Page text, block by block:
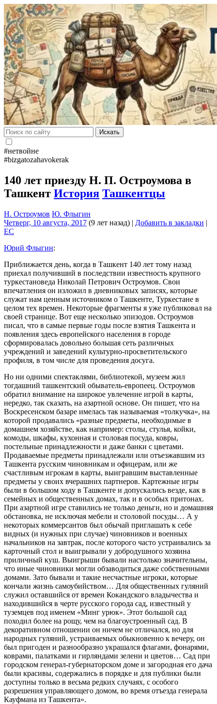
Искать
#нетвойне
#bizgatozahavokerak
140 лет приезду Н. П. Остроумова в
Ташкент История Ташкентцы
Н. Остроумов Ю. Флыгин
Четверг, 10 августа, 2017 (9 лет назад) | Добавить в закладки |
EC
Юрий Флыгин:
Приближается день, когда в Ташкент 140 лет тому назад
приехал получивший в последствии известность крупного
туркестановеда Николай Петрович Остроумов. Свои
впечатления он изложил в дневниковых записях, которые
служат нам ценным источником о Ташкенте, Туркестане в
целом тех времен. Некоторые фрагменты я уже публиковал на
своей странице. Вот еще несколько эпизодов. Остроумов
писал, что в самые первые годы после взятия Ташкента и
появления здесь европейского населения в городе
сформировалась довольно большая сеть различных
учреждений и заведений культурно-просветительского
профиля, в том числе для проведения досуга.
Но ни одними спектаклями, библиотекой, музеем жил
тогдашний ташкентский обыватель-европеец. Остроумов
обратил внимание на широкое увлечение игрой в карты,
нередко, так сказать, на азартной основе. Он пишет, что на
Воскресенском базаре имелась так называемая «толкучка», на
которой продавались «разные предметы, необходимые в
домашнем хозяйстве, как например: столы, стулья, койки,
комоды, шкафы, кухонная и столовая посуда, ковры,
постельные принадлежности и даже банки с цветами.
Продаваемые предметы принадлежали или отъезжавшим из
Ташкента русским чиновникам и офицерам, или же
счастливым игрокам в карты, выигравшим выставленные
предметы у своих вчерашних партнеров. Картежные игры
были в большом ходу в Ташкенте и допускались везде, как в
семейных и общественных домах, так и в особых притонах.
При азартной игре ставились не только деньги, но и домашняя
обстановка, не исключая мебели и столовой посуды… А у
некоторых коммерсантов был обычай приглашать к себе
видных (и нужных при случае) чиновников и военных
начальников на завтрак, после которого часто устраивались за
карточный стол и выигрывали у добродушного хозяина
приличный куш. Выигрыши бывали настолько значительны,
что иные чиновники могли обзаводиться даже собственными
домами. Зато бывали и такие несчастные игроки, которые
кончали жизнь самоубийством… Для общественных гуляний
служил оставшийся от времен Кокандского владычества и
находившийся в черте русского города сад, известный у
туземцев под именем «Минг урюк». Этот большой сад
походил более на рощу, чем на благоустроенный сад. В
декоративном отношении он ничем не отличался, но для
народных гуляний, устраиваемых обыкновенно к вечеру, он
был пригоден и разнообразно украшался флагами, фонарями,
коврами, палатками и гирляндами зелени и цветов… Сад при
городском генерал-губернаторском доме и загородная его дача
были красивы, содержались в порядке и для публики были
доступны только в весьма редких случаях, с особого
разрешения управляющего домом, во время отъезда генерала
Кауфмана из Ташкента».